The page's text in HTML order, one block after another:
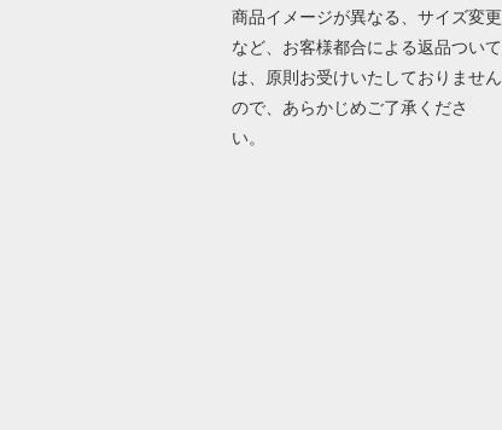
商品イメージが異なる、サイズ変更
など、お客様都合による返品ついて
は、原則お受けいたしておりません
ので、あらかじめご了承くださ
い。